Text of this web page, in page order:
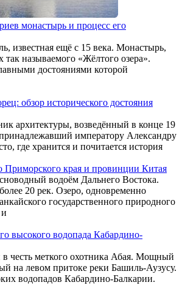
монастырь и процесс его
известная ещё с 15 века. Монастырь,
так называемого «Жёлтого озера».
достояниями которой
обзор исторического достояния
архитектуры, возведённый в конце 19
императору Александру
где хранится и почитается история
Приморского края и провинции Китая
водоём Дальнего Востока.
20 рек. Озеро, одновременно
государственного природного
высокого водопада Кабардино-
честь меткого охотника Абая. Мощный
на левом притоке реки Башиль-Аузусу.
водопадов Кабардино-Балкарии.